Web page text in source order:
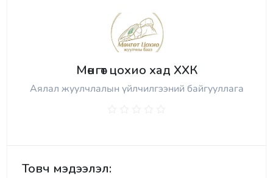
Мөнгөт цохио хад ХХК
Аялал жуулчлалын үйлчилгээний байгууллага
Товч мэдээлэл: